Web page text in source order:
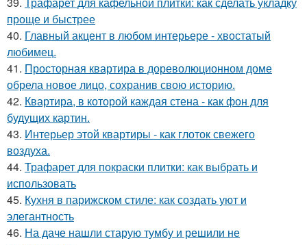
проще и быстрее
40. Главный акцент в любом интерьере - хвостатый
любимец.
41. Просторная квартира в дореволюционном доме
обрела новое лицо, сохранив свою историю.
42. Квартира, в которой каждая стена - как фон для
будущих картин.
43. Интерьер этой квартиры - как глоток свежего
воздуха.
44. Трафарет для покраски плитки: как выбрать и
использовать
45. Кухня в парижском стиле: как создать уют и
элегантность
46. На даче нашли старую тумбу и решили не